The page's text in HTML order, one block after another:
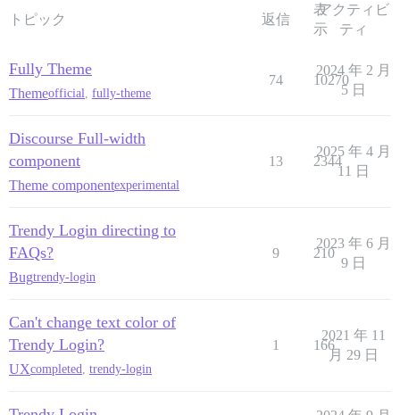
トピック 返信
表
示
アクティビ
ティ
Fully Theme
Themeofficial, fully-theme
74 10270
2024 年 2 月
5 日
Discourse Full-width
component
Theme componentexperimental
13 2344
2025 年 4 月
11 日
Trendy Login directing to
FAQs?
Bugtrendy-login
9 210
2023 年 6 月
9 日
Can't change text color of
Trendy Login?
UXcompleted, trendy-login
1 166
2021 年 11
月 29 日